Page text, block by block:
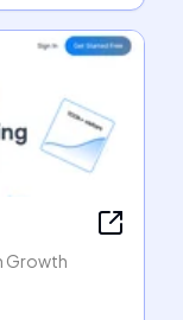
Growth